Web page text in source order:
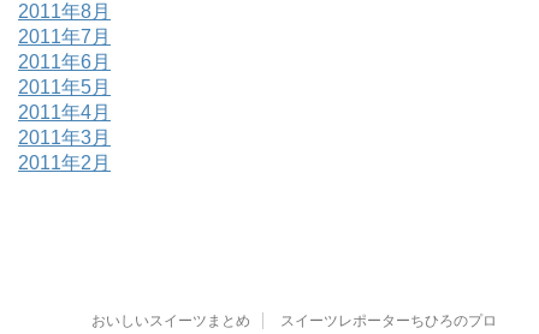
2011年8月
2011年7月
2011年6月
2011年5月
2011年4月
2011年3月
2011年2月
おいしいスイーツまとめ スイーツレポーターちひろのプロ